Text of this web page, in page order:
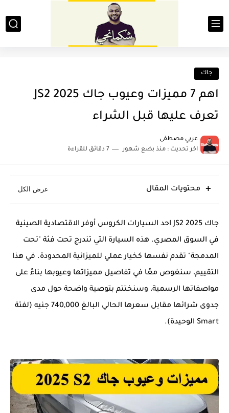
جاك
اهم 7 مميزات وعيوب جاك JS2 2025
تعرف عليها قبل الشراء
عربي مصطفى
اخر تحديث : منذ بضع شهور 7 دقائق للقراءة
محتويات المقال
جاك JS2 2025 احد السيارات الكروس أوفر الاقتصادية الصينية
في السوق المصري. هذه السيارة التي تندرج تحت فئة "تحت
المدمجة" تقدم نفسها كخيار عملي للميزانية المحدودة. في هذا
التقييم، سنغوص معًا في تفاصيل مميزاتها وعيوبها بناءً على
مواصفاتها الرسمية، وسنختتم بتوصية واضحة حول مدى
جدوى شرائها مقابل سعرها الحالي البالغ 740,000 جنيه (لفئة
Smart الوحيدة).